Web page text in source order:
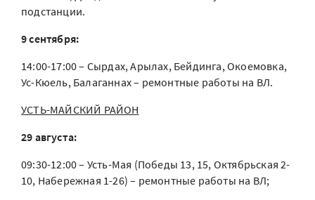
подстанции.
9 сентября:
14:00-17:00 – Сырдах, Арылах, Бейдинга, Окоемовка,
Ус-Кюель, Балаганнах – ремонтные работы на ВЛ.
УСТЬ-МАЙСКИЙ РАЙОН
29 августа:
09:30-12:00 – Усть-Мая (Победы 13, 15, Октябрьская 2-
10, Набережная 1-26) – ремонтные работы на ВЛ;